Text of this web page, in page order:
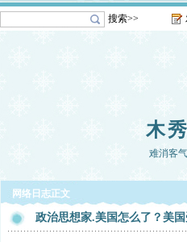
搜索>>
木
难消客
网络日志正文
政治思想家.美国怎么了？美